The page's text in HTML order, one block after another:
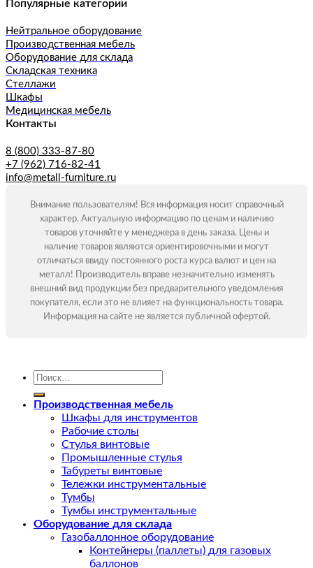
Популярные категории
Нейтральное оборудование
Производственная мебель
Оборудование для склада
Складская техника
Стеллажи
Шкафы
Медицинская мебель
Контакты
8 (800) 333-87-80
+7 (962) 716-82-41
info@metall-furniture.ru
Внимание пользователям! Вся информация носит справочный
характер. Актуальную информацию по ценам и наличию
товаров уточняйте у менеджера в день заказа. Цены и
наличие товаров являются ориентировочными и могут
отличаться ввиду постоянного роста курса валют и цен на
металл! Производитель вправе незначительно изменять
внешний вид продукции без предварительного уведомления
покупателя, если это не влияет на функциональность товара.
Информация на сайте не является публичной офертой.
Искать:
Производственная мебель
Шкафы для инструментов
Рабочие столы
Стулья винтовые
Промышленные стулья
Табуреты винтовые
Тележки инструментальные
Тумбы
Тумбы инструментальные
Оборудование для склада
Газобаллонное оборудование
Контейнеры (паллеты) для газовых
баллонов